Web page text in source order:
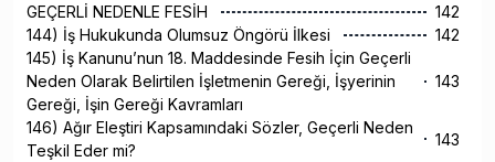
GEÇERLİ NEDENLE FESİH
142
144) İş Hukukunda Olumsuz Öngörü İlkesi
142
145) İş Kanunu’nun 18. Maddesinde Fesih İçin Geçerli
Neden Olarak Belirtilen İşletmenin Gereği, İşyerinin
Gereği, İşin Gereği Kavramları
143
146) Ağır Eleştiri Kapsamındaki Sözler, Geçerli Neden
Teşkil Eder mi?
143